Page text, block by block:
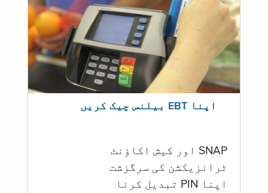
اپنا EBT بیلنس چیک کریں
SNAP اور کیش اکاؤنٹ
ٹرانزیکشن کی سرگزشت
اپنا PIN تبدیل کرنا